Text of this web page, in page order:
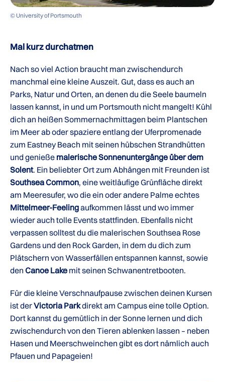
© University of Portsmouth
Mal kurz durchatmen
Nach so viel Action braucht man zwischendurch
manchmal eine kleine Auszeit. Gut, dass es auch an
Parks, Natur und Orten, an denen du die Seele baumeln
lassen kannst, in und um Portsmouth nicht mangelt! Kühl
dich an heißen Sommernachmittagen beim Plantschen
im Meer ab oder spaziere entlang der Uferpromenade
zum Eastney Beach mit seinen hübschen Strandhütten
und genieße malerische Sonnenuntergänge über dem
Solent. Ein beliebter Ort zum Abhängen mit Freunden ist
Southsea Common, eine weitläufige Grünfläche direkt
am Meeresufer, wo die ein oder andere Palme echtes
Mittelmeer-Feelingaufkommen lässt und wo immer
wieder auch tolle Events stattfinden. Ebenfalls nicht
verpassen solltest du die malerischen Southsea Rose
Gardens und den Rock Garden, in dem du dich zum
Plätschern von Wasserfällen entspannen kannst, sowie
den Canoe Lake mit seinen Schwanentretbooten.
Für die kleine Verschnaufpause zwischen deinen Kursen
ist derVictoria Parkdirekt am Campus eine tolle Option.
Dort kannst du gemütlich in der Sonne lernen und dich
zwischendurch von den Tieren ablenken lassen – neben
Hasen und Meerschweinchen gibt es dort nämlich auch
Pfauen und Papageien!